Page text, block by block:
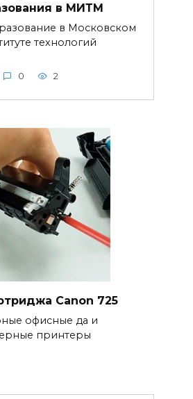
в МИТМ
в Московском
технологий
0 2
Canon 725
офисные да и
принтеры